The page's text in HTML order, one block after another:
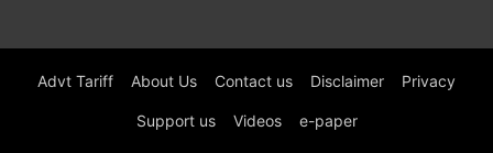
Advt Tariff About Us Contact us Disclaimer Privacy
Support us Videos e-paper